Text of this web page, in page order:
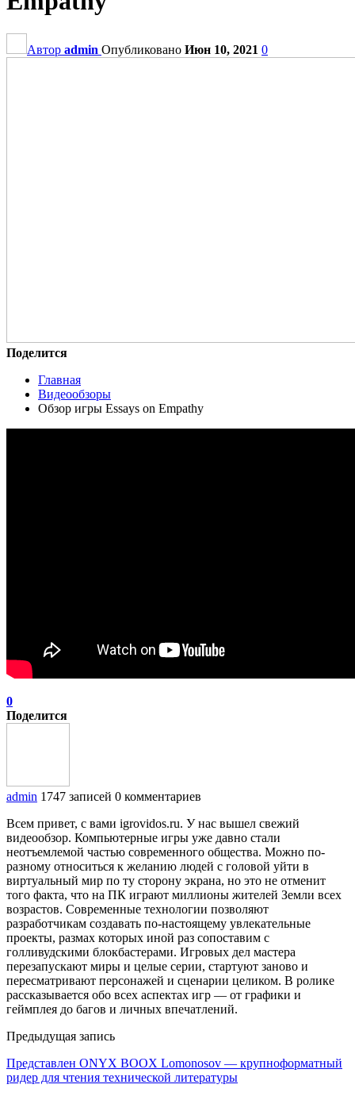
Автор admin Опубликовано Июн 10, 2021 0
Поделится
Главная
Видеообзоры
Обзор игры Essays on Empathy
0
Поделится
admin 1747 записей 0 комментариев
Всем привет, с вами igrovidos.ru. У нас вышел свежий
видеообзор. Компьютерные игры уже давно стали
неотъемлемой частью современного общества. Можно по-
разному относиться к желанию людей с головой уйти в
виртуальный мир по ту сторону экрана, но это не отменит
того факта, что на ПК играют миллионы жителей Земли всех
возрастов. Современные технологии позволяют
разработчикам создавать по-настоящему увлекательные
проекты, размах которых иной раз сопоставим с
голливудскими блокбастерами. Игровых дел мастера
перезапускают миры и целые серии, стартуют заново и
пересматривают персонажей и сценарии целиком. В ролике
рассказывается обо всех аспектах игр — от графики и
геймплея до багов и личных впечатлений.
Предыдущая запись
Представлен ONYX BOOX Lomonosov — крупноформатный
ридер для чтения технической литературы